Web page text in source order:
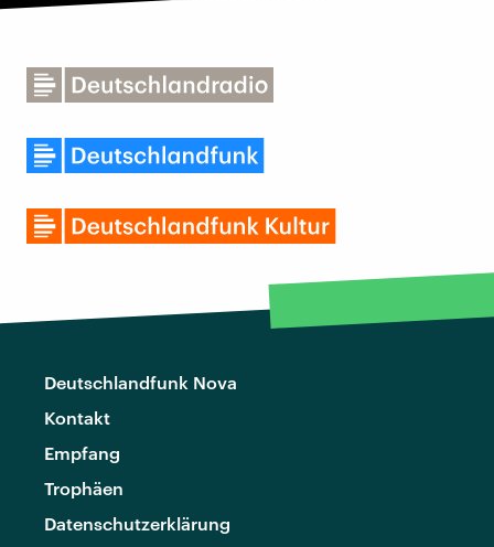
Deutschlandfunk Nova
Kontakt
Empfang
Trophäen
Datenschutzerklärung